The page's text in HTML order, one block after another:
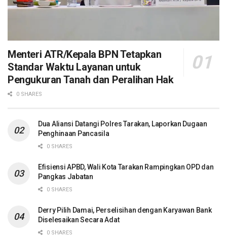
Menteri ATR/Kepala BPN Tetapkan
Standar Waktu Layanan untuk
Pengukuran Tanah dan Peralihan Hak
0 SHARES
Dua Aliansi Datangi Polres Tarakan, Laporkan Dugaan
Penghinaan Pancasila
0 SHARES
Efisiensi APBD, Wali Kota Tarakan Rampingkan OPD dan
Pangkas Jabatan
0 SHARES
Derry Pilih Damai, Perselisihan dengan Karyawan Bank
Diselesaikan Secara Adat
0 SHARES